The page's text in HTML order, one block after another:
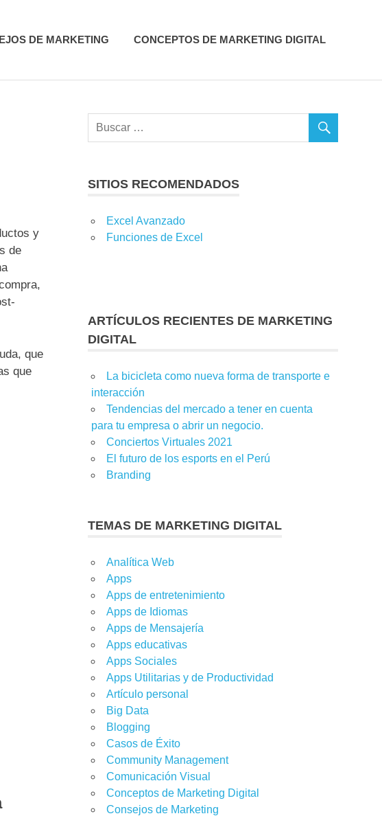
DE MARKETING CONCEPTOS DE MARKETING DIGITAL
y
de
que
que
SITIOS RECOMENDADOS
Excel Avanzado
Funciones de Excel
ARTÍCULOS RECIENTES DE MARKETING
DIGITAL
La bicicleta como nueva forma de transporte e
interacción
Tendencias del mercado a tener en cuenta
para tu empresa o abrir un negocio.
Conciertos Virtuales 2021
El futuro de los esports en el Perú
Branding
TEMAS DE MARKETING DIGITAL
Analítica Web
Apps
Apps de entretenimiento
Apps de Idiomas
Apps de Mensajería
Apps educativas
Apps Sociales
Apps Utilitarias y de Productividad
Artículo personal
Big Data
Blogging
Casos de Éxito
Community Management
Comunicación Visual
Conceptos de Marketing Digital
Consejos de Marketing